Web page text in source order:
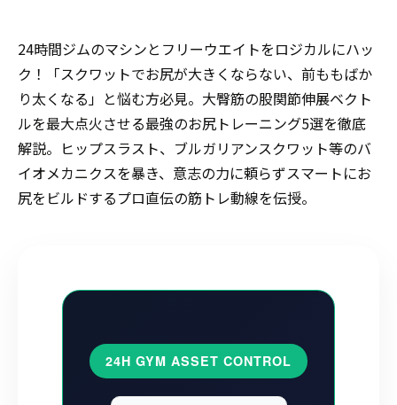
24時間ジムのマシンとフリーウエイトをロジカルにハッ
ク！「スクワットでお尻が大きくならない、前ももばか
り太くなる」と悩む方必見。大臀筋の股関節伸展ベクト
ルを最大点火させる最強のお尻トレーニング5選を徹底
解説。ヒップスラスト、ブルガリアンスクワット等のバ
イオメカニクスを暴き、意志の力に頼らずスマートにお
尻をビルドするプロ直伝の筋トレ動線を伝授。
24H GYM ASSET CONTROL